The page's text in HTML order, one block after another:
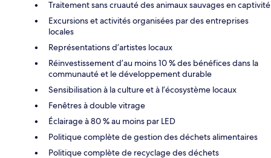
Traitement sans cruauté des animaux sauvages en captivité
Excursions et activités organisées par des entreprises
locales
Représentations d’artistes locaux
Réinvestissement d’au moins 10 % des bénéfices dans la
communauté et le développement durable
Sensibilisation à la culture et à l’écosystème locaux
Fenêtres à double vitrage
Éclairage à 80 % au moins par LED
Politique complète de gestion des déchets alimentaires
Politique complète de recyclage des déchets